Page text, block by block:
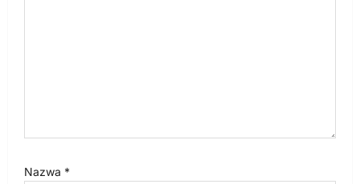
Nazwa *